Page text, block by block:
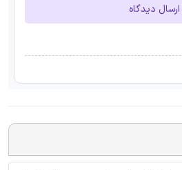
ارسال دیدگاه